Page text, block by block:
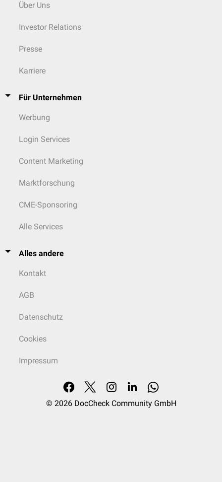
Über Uns
Investor Relations
Presse
Karriere
Für Unternehmen
Werbung
Login Services
Content Marketing
Marktforschung
CME-Sponsoring
Alle Services
Alles andere
Kontakt
AGB
Datenschutz
Cookies
Impressum
© 2026 DocCheck Community GmbH